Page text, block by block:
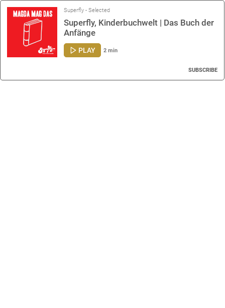
Superfly - Selected
Superfly, Kinderbuchwelt | Das Buch der
Anfänge
PLAY 2 min
SUBSCRIBE